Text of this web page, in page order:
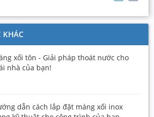
KHÁC
xối tôn - Giải pháp thoát nước cho
nhà của bạn!
dẫn cách lắp đặt máng xối inox